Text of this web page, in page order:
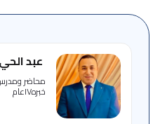
الأقسام
الإرشادي
عبد
محاضر
خبره١٧عام